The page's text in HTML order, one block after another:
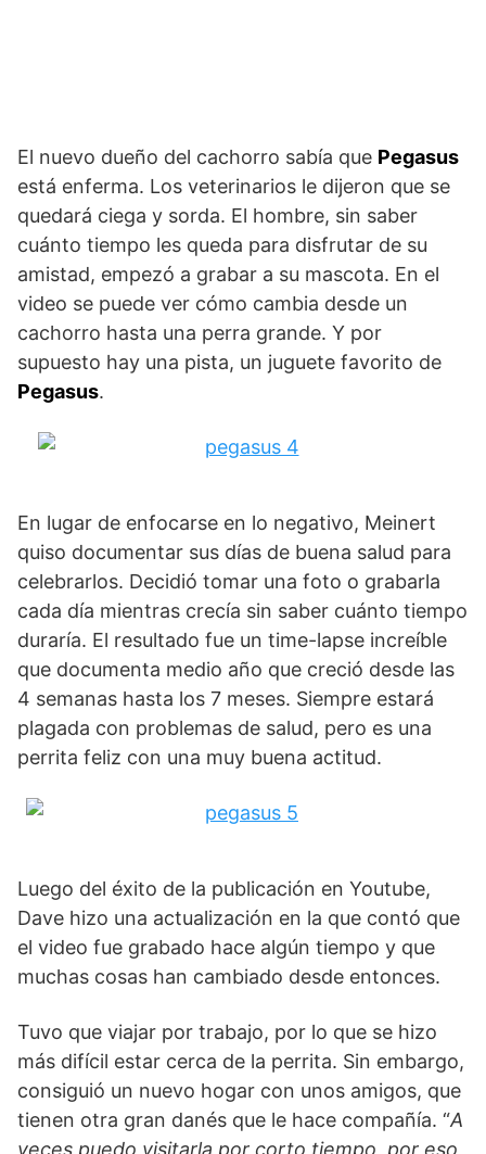
El nuevo dueño del cachorro sabía que Pegasus
está enferma. Los veterinarios le dijeron que se
quedará ciega y sorda. El hombre, sin saber
cuánto tiempo les queda para disfrutar de su
amistad, empezó a grabar a su mascota. En el
video se puede ver cómo cambia desde un
cachorro hasta una perra grande. Y por
supuesto hay una pista, un juguete favorito de
Pegasus.
En lugar de enfocarse en lo negativo, Meinert
quiso documentar sus días de buena salud para
celebrarlos. Decidió tomar una foto o grabarla
cada día mientras crecía sin saber cuánto tiempo
duraría. El resultado fue un time-lapse increíble
que documenta medio año que creció desde las
4 semanas hasta los 7 meses. Siempre estará
plagada con problemas de salud, pero es una
perrita feliz con una muy buena actitud.
Luego del éxito de la publicación en Youtube,
Dave hizo una actualización en la que contó que
el video fue grabado hace algún tiempo y que
muchas cosas han cambiado desde entonces.
Tuvo que viajar por trabajo, por lo que se hizo
más difícil estar cerca de la perrita. Sin embargo,
consiguió un nuevo hogar con unos amigos, que
tienen otra gran danés que le hace compañía. “A
veces puedo visitarla por corto tiempo, por eso